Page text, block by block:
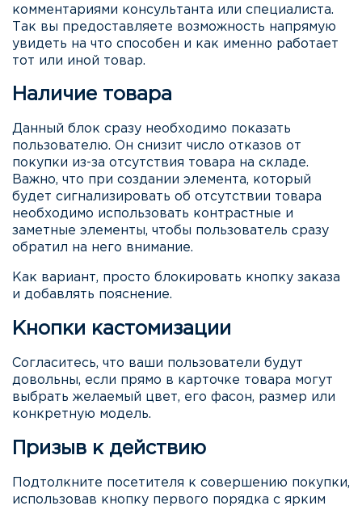
комментариями консультанта или специалиста.
Так вы предоставляете возможность напрямую
увидеть на что способен и как именно работает
тот или иной товар.
Наличие товара
Данный блок сразу необходимо показать
пользователю. Он снизит число отказов от
покупки из-за отсутствия товара на складе.
Важно, что при создании элемента, который
будет сигнализировать об отсутствии товара
необходимо использовать контрастные и
заметные элементы, чтобы пользователь сразу
обратил на него внимание.
Как вариант, просто блокировать кнопку заказа
и добавлять пояснение.
Кнопки кастомизации
Согласитесь, что ваши пользователи будут
довольны, если прямо в карточке товара могут
выбрать желаемый цвет, его фасон, размер или
конкретную модель.
Призыв к действию
Подтолкните посетителя к совершению покупки,
использовав кнопку первого порядка с ярким